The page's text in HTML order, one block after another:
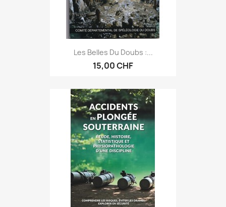
Les Belles Du Doubs :...
15,00 CHF